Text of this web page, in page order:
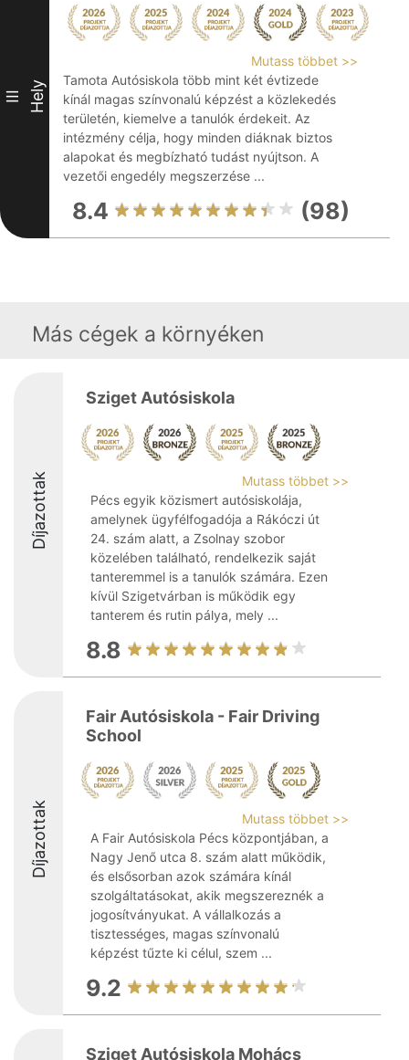
III Hely
Mutass többet >>
Tamota Autósiskola több mint két évtizede
kínál magas színvonalú képzést a közlekedés
területén, kiemelve a tanulók érdekeit. Az
intézmény célja, hogy minden diáknak biztos
alapokat és megbízható tudást nyújtson. A
vezetői engedély megszerzése ...
8.4 (98)
Más cégek a környéken
Díjazottak
Sziget Autósiskola
Mutass többet >>
Pécs egyik közismert autósiskolája,
amelynek ügyfélfogadója a Rákóczi út
24. szám alatt, a Zsolnay szobor
közelében található, rendelkezik saját
tanteremmel is a tanulók számára. Ezen
kívül Szigetvárban is működik egy
tanterem és rutin pálya, mely ...
8.8
Díjazottak
Fair Autósiskola - Fair Driving
School
Mutass többet >>
A Fair Autósiskola Pécs központjában, a
Nagy Jenő utca 8. szám alatt működik,
és elsősorban azok számára kínál
szolgáltatásokat, akik megszereznék a
jogosítványukat. A vállalkozás a
tisztességes, magas színvonalú
képzést tűzte ki célul, szem ...
9.2
Sziget Autósiskola Mohács